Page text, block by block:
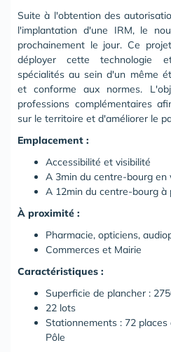
Suite à l'obtention des
l'implantation d'une IRM, le
prochainement le jour. Ce
déployer cette technologie
spécialités au sein d'un même
et conforme aux normes.
professions complémentaires
sur le territoire et d'améliorer le
Emplacement :
Accessibilité et visibilité
A 3min du centre-bourg en
A 12min du centre-bourg à
À proximité :
Pharmacie, opticiens,
Commerces et Mairie
Caractéristiques :
Superficie de plancher :
22 lots
Stationnements : 72
Pôle